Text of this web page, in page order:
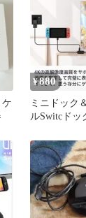
ケ
¥880
ミニドック
ルSwitcドッ